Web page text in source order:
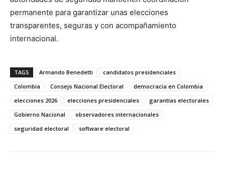
permanente para garantizar unas elecciones
transparentes, seguras y con acompañamiento
internacional.
TAGS Armando Benedetti
candidatos presidenciales
Colombia
Consejo Nacional Electoral
democracia en Colombia
elecciones 2026
elecciones presidenciales
garantías electorales
Gobierno Nacional
observadores internacionales
seguridad electoral
software electoral